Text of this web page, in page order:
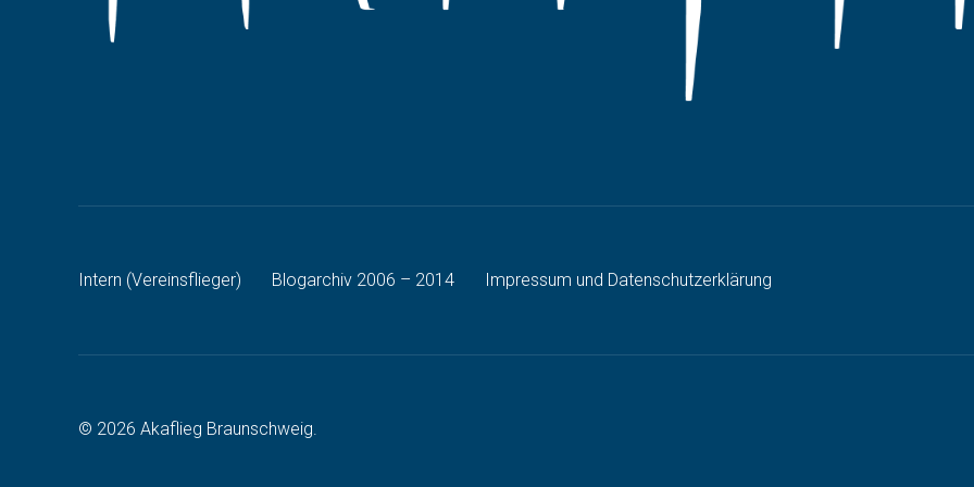
Intern (Vereinsflieger) Blogarchiv 2006 – 2014 Impressum und Datenschutzerklärung
© 2026 Akaflieg Braunschweig.